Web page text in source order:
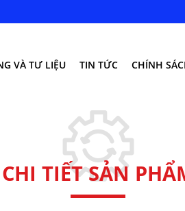
VÀ TƯ LIỆU TIN TỨC CHÍNH
CHI TIẾT SẢN